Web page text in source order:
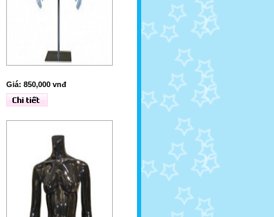
Giá: 850,000 vnđ